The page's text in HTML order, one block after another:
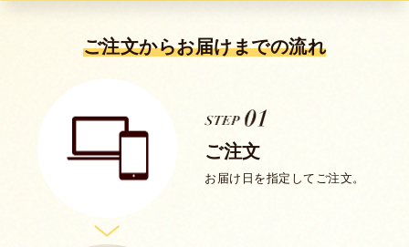
ご注文からお届けまでの流れ
ご注文
お届け日を指定してご注文。